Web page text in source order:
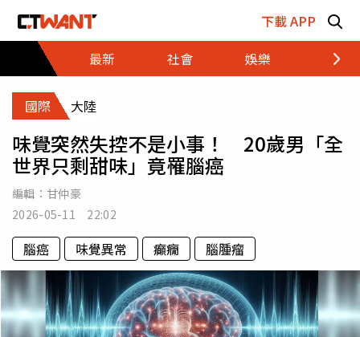
下載 APP
最新
社會 娛樂 財經
國際 大陸
味覺突然失控不是小事！ 20歲男「全
世界只剩甜味」竟罹腦癌
編輯： 甘仲豪
2026-05-11 22:02
腦癌 味覺異常 癲癇 腦腫瘤